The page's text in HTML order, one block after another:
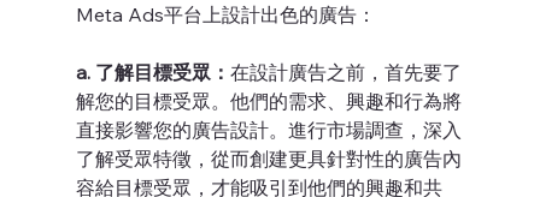
Meta Ads平台上設計出色的廣告：
a. 了解目標受眾： 在設計廣告之前，首先要了
解您的目標受眾。他們的需求、興趣和行為將
直接影響您的廣告設計。進行市場調查，深入
了解受眾特徵，從而創建更具針對性的廣告內
容給目標受眾，才能吸引到他們的興趣和共